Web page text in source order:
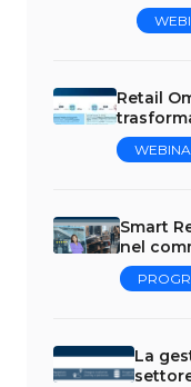
Retail
Smart
nel
La